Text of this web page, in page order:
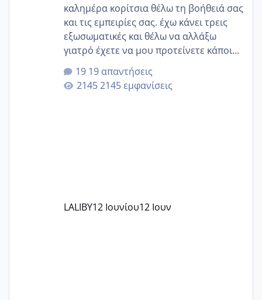
καλημέρα κορίτσια θέλω τη βοήθειά σας
και τις εμπειρίες σας. έχω κάνει τρεις
εξωσωματικές και θέλω να αλλάξω
γιατρό έχετε να μου προτείνετε κάποιον
που μείνατε ευχαριστημένες και είχατε
επιιτυχία? έκανα στο υγεία με τον
ζερβομανωλάκη (δεν το εψαξε καθόλου
19 απαντήσεις
2145 εμφανίσεις
LALIBY12 Ιουνίου12 Ιουν